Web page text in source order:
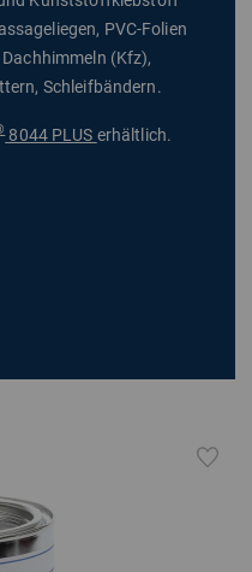
PVC-Folien
(Kfz),
Schleifbändern.
8044 PLUS erhältlich.